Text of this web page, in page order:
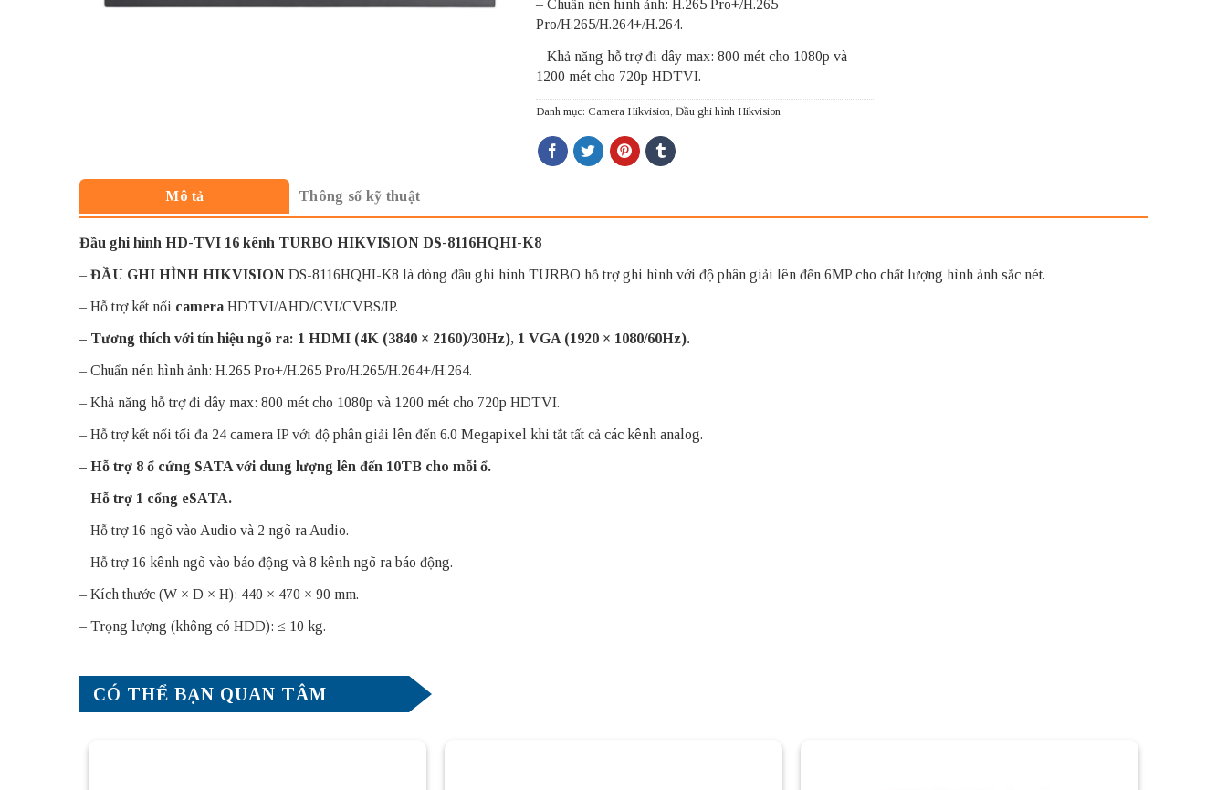
– Chuẩn nén hình ảnh: H.265 Pro+/H.265
Pro/H.265/H.264+/H.264.
– Khả năng hỗ trợ đi dây max: 800 mét cho 1080p và
1200 mét cho 720p HDTVI.
Danh mục: Camera Hikvision, Đầu ghi hình Hikvision
Mô tả Thông số kỹ thuật
Đầu ghi hình HD-TVI 16 kênh TURBO HIKVISION DS-8116HQHI-K8
– ĐẦU GHI HÌNH HIKVISION DS-8116HQHI-K8 là dòng đầu ghi hình TURBO hỗ trợ ghi hình với độ phân giải lên đến 6MP cho chất lượng hình ảnh sắc nét.
– Hỗ trợ kết nối camera HDTVI/AHD/CVI/CVBS/IP.
– Tương thích với tín hiệu ngõ ra: 1 HDMI (4K (3840 × 2160)/30Hz), 1 VGA (1920 × 1080/60Hz).
– Chuẩn nén hình ảnh: H.265 Pro+/H.265 Pro/H.265/H.264+/H.264.
– Khả năng hỗ trợ đi dây max: 800 mét cho 1080p và 1200 mét cho 720p HDTVI.
– Hỗ trợ kết nối tối đa 24 camera IP với độ phân giải lên đến 6.0 Megapixel khi tắt tất cả các kênh analog.
– Hỗ trợ 8 ổ cứng SATA với dung lượng lên đến 10TB cho mỗi ổ.
– Hỗ trợ 1 cổng eSATA.
– Hỗ trợ 16 ngõ vào Audio và 2 ngõ ra Audio.
– Hỗ trợ 16 kênh ngõ vào báo động và 8 kênh ngõ ra báo động.
– Kích thước (W × D × H): 440 × 470 × 90 mm.
– Trọng lượng (không có HDD): ≤ 10 kg.
CÓ THỂ BẠN QUAN TÂM